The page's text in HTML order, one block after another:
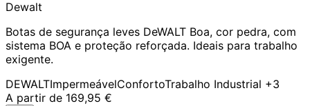
Dewalt
Botas de segurança leves DeWALT Boa, cor pedra, com
sistema BOA e proteção reforçada. Ideais para trabalho
exigente.
DEWALTImpermeávelConfortoTrabalho Industrial +3
A partir de 169,95 €